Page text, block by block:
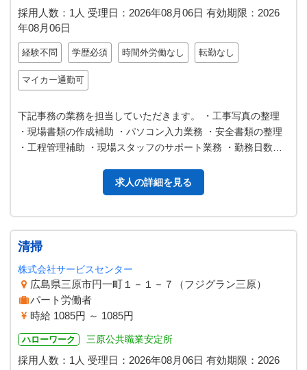
採用人数：1人 受理日： 2026年08月06日 有効期限： 2026
年08月06日
経験不問 学歴必須 時間外労働なし 転勤なし
マイカー通勤可
下記事務の業務を担当していただきます。 ・工事写真の整理
・現場書類の作成補助 ・パソコン入力業務 ・安全書類の整理
・工程管理補助 ・現場スタッフのサポート業務 ・勤務日数や
求人の詳細を見る
清掃
株式会社サービスセンター
広島県三原市円一町１－１－７（フジグラン三原）
パート労働者
時給 1085円 ～ 1085円
ハローワーク 三原公共職業安定所
採用人数：1人 受理日： 2026年08月06日 有効期限： 2026